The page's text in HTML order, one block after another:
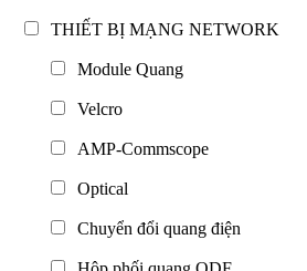
THIẾT BỊ MẠNG NETWORK
Module Quang
Velcro
AMP-Commscope
Optical
Chuyển đổi quang điện